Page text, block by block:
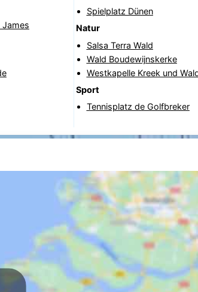
James
Spielplatz Dünen
Natur
Salsa Terra Wald
Wald Boudewijnskerke
Westkapelle Kreek und
Sport
Tennisplatz de Golfbreker